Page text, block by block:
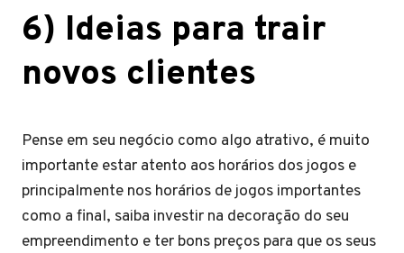
6) Ideias para trair
novos clientes
Pense em seu negócio como algo atrativo, é muito
importante estar atento aos horários dos jogos e
principalmente nos horários de jogos importantes
como a final, saiba investir na decoração do seu
empreendimento e ter bons preços para que os seus